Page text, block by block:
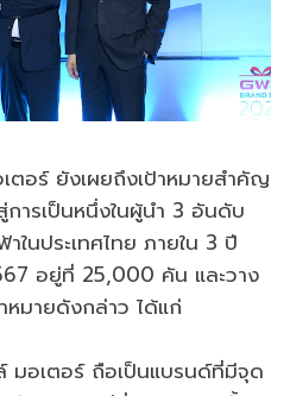
ตอร์ ยังเผยถึงเป้าหมายสำคัญ
ารเป็นหนึ่งในผู้นำ 3 อันดับ
นประเทศไทย ภายใน 3 ปี
อยู่ที่ 25,000 คัน และวาง
มายดังกล่าว ได้แก่
มอเตอร์ ถือเป็นแบรนด์ที่มีจุด